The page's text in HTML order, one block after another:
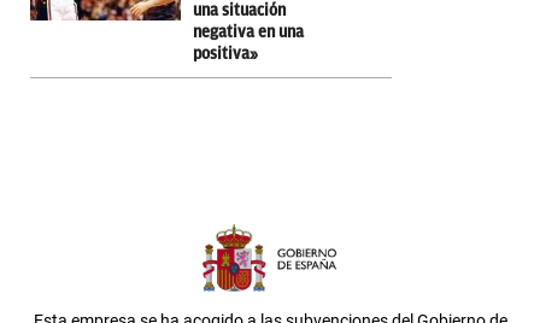
una situación
negativa en una
positiva»